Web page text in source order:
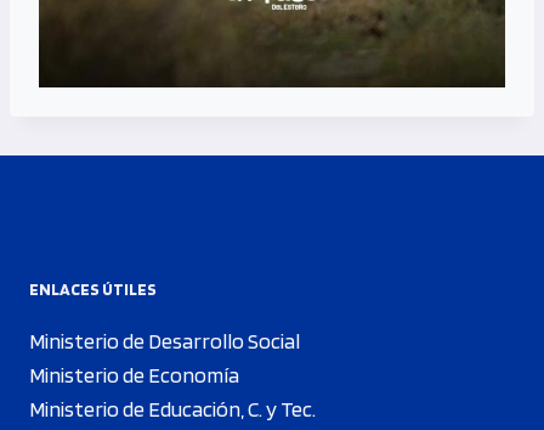
ENLACES ÚTILES
Ministerio de Desarrollo Social
Ministerio de Economía
Ministerio de Educación, C. y Tec.